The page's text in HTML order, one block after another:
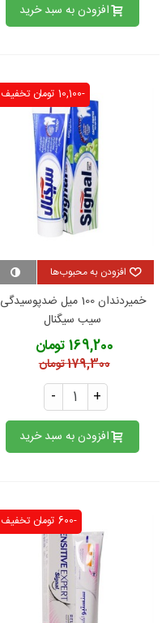
افزودن به سبد خرید
تخفیف -10,100 تومان
افزودن به محبوب‌ها
خمیردندان 100 میل ضدپوسیدگی
سیب سیگنال
169,200 تومان
179,300 تومان
- +
افزودن به سبد خرید
تخفیف -600 تومان